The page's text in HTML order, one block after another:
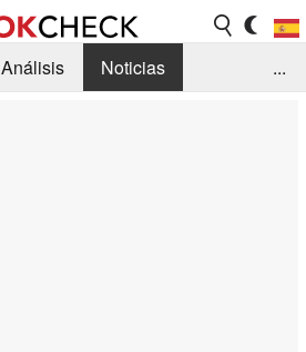
Análisis
Noticias
...